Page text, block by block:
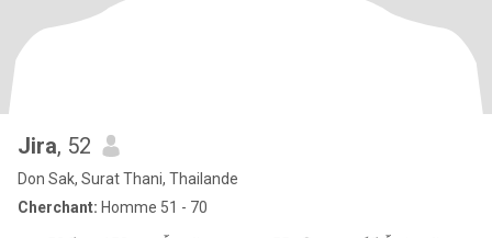
Jira, 52
Don Sak, Surat Thani, Thailande
Cherchant: Homme 51 - 70